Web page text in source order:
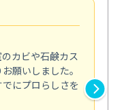
カビや石鹸カス
願いしました。
にプロらしさを